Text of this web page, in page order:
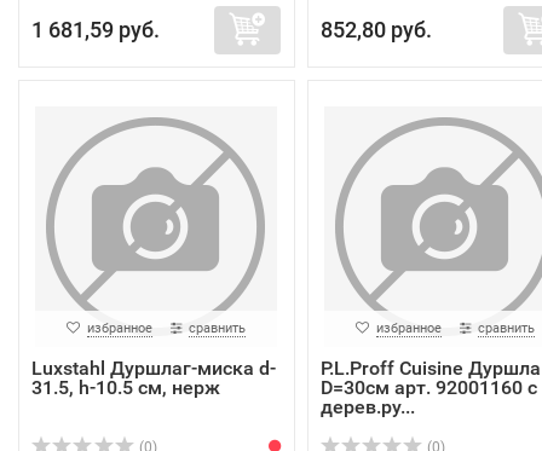
1 681,59 руб. 852,80 руб.
избранное сравнить
Luxstahl Дуршлаг-миска d-
31.5, h-10.5 см, нерж
(0)
избранное сравнить
P.L.Proff Cuisine
D=30см арт. 92001160 с
дерев.ру...
(0)